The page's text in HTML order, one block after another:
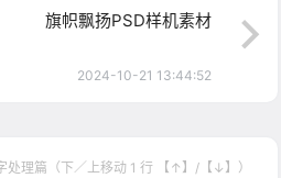
旗帜飘扬PSD样机素材
2024-10-21 13:44:52
处理篇（下／上移动 1 行 【↑】/【↓】）